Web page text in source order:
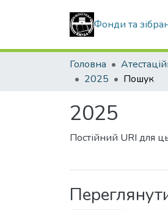
Фонди та
Головна
2025
Пошук
2025
Постійний URI для